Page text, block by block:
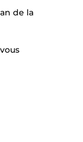
de la